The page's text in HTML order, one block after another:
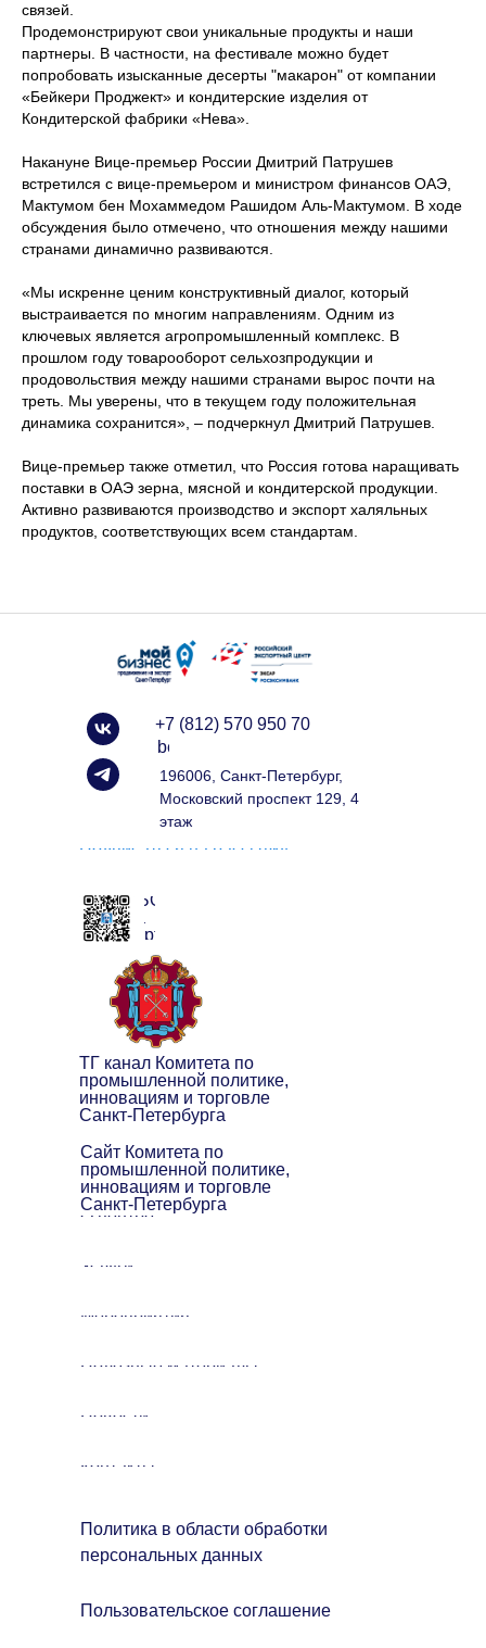
связей.
Продемонстрируют свои уникальные продукты и наши
партнеры. В частности, на фестивале можно будет
попробовать изысканные десерты "макарон" от компании
«Бейкери Проджект» и кондитерские изделия от
Кондитерской фабрики «Нева».
Накануне Вице-премьер России Дмитрий Патрушев
встретился с вице-премьером и министром финансов ОАЭ,
Мактумом бен Мохаммедом Рашидом Аль-Мактумом. В ходе
обсуждения было отмечено, что отношения между нашими
странами динамично развиваются.
«Мы искренне ценим конструктивный диалог, который
выстраивается по многим направлениям. Одним из
ключевых является агропромышленный комплекс. В
прошлом году товарооборот сельхозпродукции и
продовольствия между нашими странами вырос почти на
треть. Мы уверены, что в текущем году положительная
динамика сохранится», – подчеркнул Дмитрий Патрушев.
Вице-премьер также отметил, что Россия готова наращивать
поставки в ОАЭ зерна, мясной и кондитерской продукции.
Активно развиваются производство и экспорт халяльных
продуктов, соответствующих всем стандартам.
196006, Санкт-Петербург,
Московский проспект 129, 4
этаж
+7 (812) 570 950 70
info@spbexport.ru
О центре
Услуги
Мероприятия
Полезные материалы
Новости
Контакты
Подписаться на рассылку
Пользовательское соглашение
Политика в области обработки
персональных данных
ЧАТ БОТ
клуба
экспортёров
ТГ канал Комитета по
промышленной политике,
инновациям и торговле
Санкт-Петербурга
Сайт Комитета по
промышленной политике,
инновациям и торговле
Санкт-Петербурга